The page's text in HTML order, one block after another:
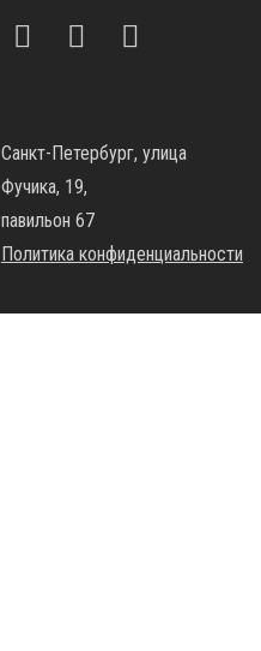
Санкт-Петербург, улица
Фучика, 19,
павильон 67
Политика конфиденциальности